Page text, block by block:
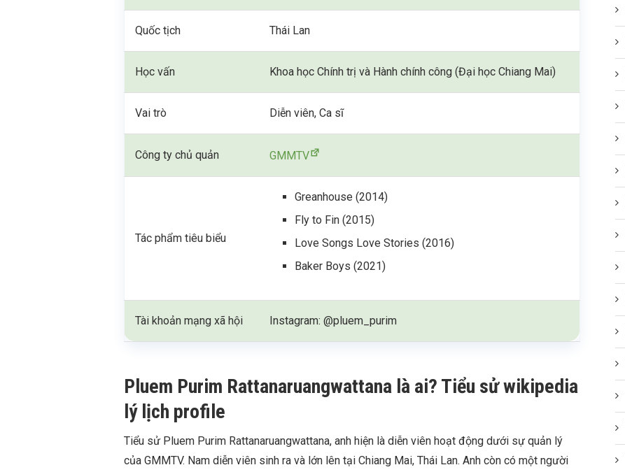
Quốc tịch Thái Lan
Học vấn Khoa học Chính trị và Hành chính công (Đại học Chiang Mai)
Vai trò Diễn viên, Ca sĩ
Công ty chủ quản GMMTV
Tác phẩm tiêu biểu
Greanhouse (2014)
Fly to Fin (2015)
Love Songs Love Stories (2016)
Baker Boys (2021)
Tài khoản mạng xã hội Instagram: @pluem_purim
Pluem Purim Rattanaruangwattana là ai? Tiểu sử wikipedia
lý lịch profile
Tiểu sử Pluem Purim Rattanaruangwattana, anh hiện là diễn viên hoạt động dưới sự quản lý
của GMMTV. Nam diễn viên sinh ra và lớn lên tại Chiang Mai, Thái Lan. Anh còn có một người